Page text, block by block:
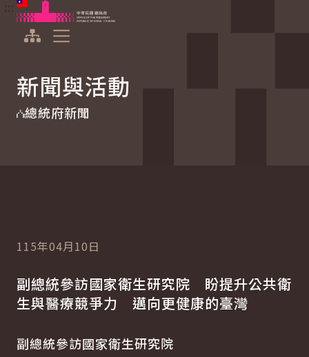
跳到主要內容
中華民國總統府
新聞與活動
總統府新聞
115年04月10日
副總統參訪國家衛生研究院 盼提升公共衛
生與醫療競爭力 邁向更健康的臺灣
副總統參訪國家衛生研究院